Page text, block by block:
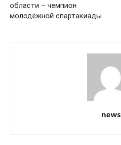
области – чемпион
молодёжной спартакиады
news